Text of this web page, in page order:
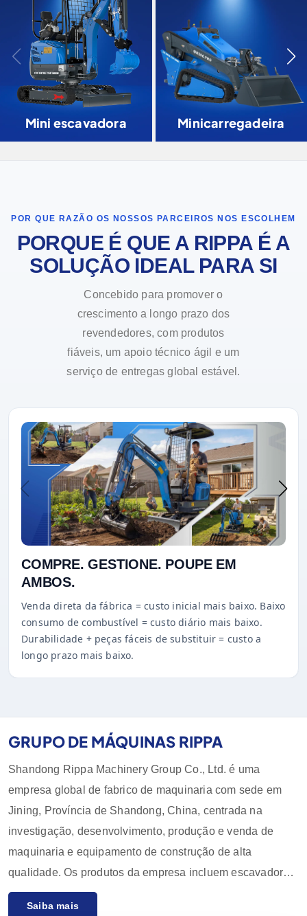
Mini escavadora Minicarregadeira
POR QUE RAZÃO OS NOSSOS PARCEIROS NOS ESCOLHEM
PORQUE É QUE A RIPPA É A
SOLUÇÃO IDEAL PARA SI
Concebido para promover o
crescimento a longo prazo dos
revendedores, com produtos
fiáveis, um apoio técnico ágil e um
serviço de entregas global estável.
COMPRE. GESTIONE. POUPE EM
AMBOS.
Venda direta da fábrica = custo inicial mais baixo. Baixo
consumo de combustível = custo diário mais baixo.
Durabilidade + peças fáceis de substituir = custo a
longo prazo mais baixo.
GRUPO DE MÁQUINAS RIPPA
Shandong Rippa Machinery Group Co., Ltd. é uma
empresa global de fabrico de maquinaria com sede em
Jining, Província de Shandong, China, centrada na
investigação, desenvolvimento, produção e venda de
maquinaria e equipamento de construção de alta
qualidade. Os produtos da empresa incluem escavadoras,
carregadoras, empilhadoras, pás carregadoras e os seus
Saiba mais